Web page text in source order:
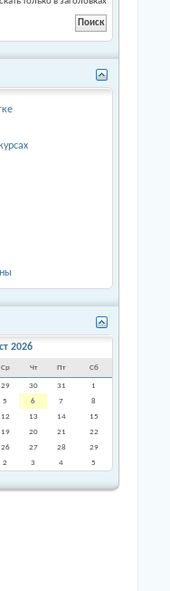
2026
Ср Чт Пт Сб
29 30 31
1
5 6 7
8
12 13 14
15
19 20 21
22
26 27 28
29
2 3 4 5